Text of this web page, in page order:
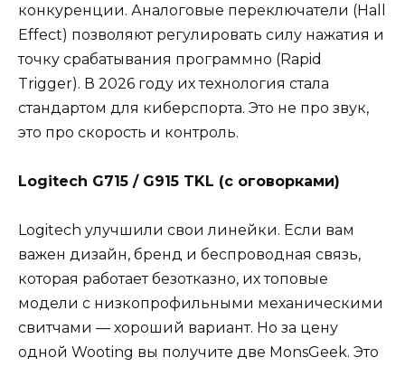
конкуренции. Аналоговые переключатели (Hall
Effect) позволяют регулировать силу нажатия и
точку срабатывания программно (Rapid
Trigger). В 2026 году их технология стала
стандартом для киберспорта. Это не про звук,
это про скорость и контроль.
Logitech G715 / G915 TKL (с оговорками)
Logitech улучшили свои линейки. Если вам
важен дизайн, бренд и беспроводная связь,
которая работает безотказно, их топовые
модели с низкопрофильными механическими
свитчами — хороший вариант. Но за цену
одной Wooting вы получите две MonsGeek. Это